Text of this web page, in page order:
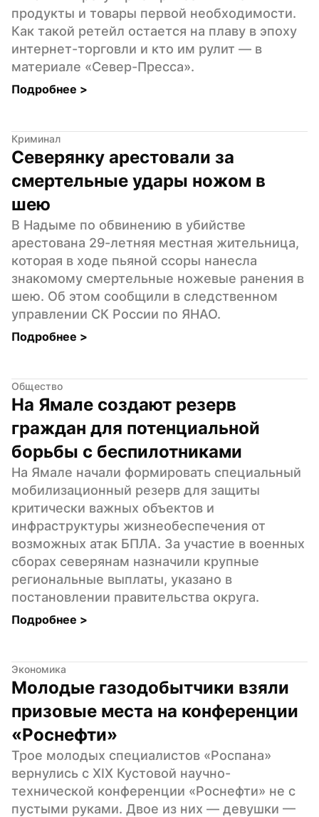
продукты и товары первой необходимости.
Как такой ретейл остается на плаву в эпоху
интернет-торговли и кто им рулит — в
материале «Север-Пресса».
Подробнее >
Криминал
Северянку арестовали за
смертельные удары ножом в
шею
В Надыме по обвинению в убийстве
арестована 29-летняя местная жительница,
которая в ходе пьяной ссоры нанесла
знакомому смертельные ножевые ранения в
шею. Об этом сообщили в следственном
управлении СК России по ЯНАО.
Подробнее >
Общество
На Ямале создают резерв
граждан для потенциальной
борьбы с беспилотниками
На Ямале начали формировать специальный
мобилизационный резерв для защиты
критически важных объектов и
инфраструктуры жизнеобеспечения от
возможных атак БПЛА. За участие в военных
сборах северянам назначили крупные
региональные выплаты, указано в
постановлении правительства округа.
Подробнее >
Экономика
Молодые газодобытчики взяли
призовые места на конференции
«Роснефти»
Трое молодых специалистов «Роспана»
вернулись с XIX Кустовой научно-
технической конференции «Роснефти» не с
пустыми руками. Двое из них — девушки —